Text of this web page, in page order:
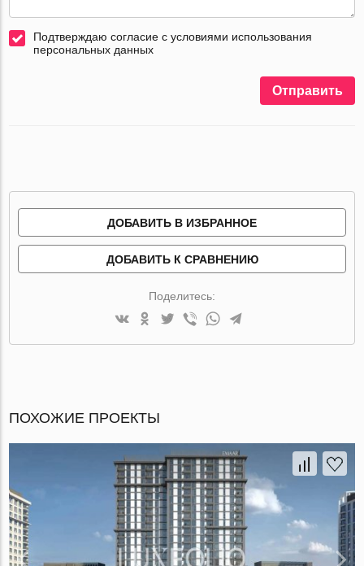
Подтверждаю согласие с условиями использования
персональных данных
Отправить
ДОБАВИТЬ В ИЗБРАННОЕ
ДОБАВИТЬ К СРАВНЕНИЮ
Поделитесь:
ПОХОЖИЕ ПРОЕКТЫ